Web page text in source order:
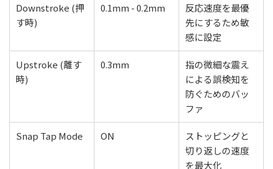
Downstroke (押
す時)
0.1mm - 0.2mm
反応速度を最優
先にするため敏
感に設定
Upstroke (離す
時)
0.3mm
指の微細な震え
による誤検知を
防ぐためのバッ
ファ
Snap Tap Mode ON
ストッピングと
切り返しの速度
を最大化